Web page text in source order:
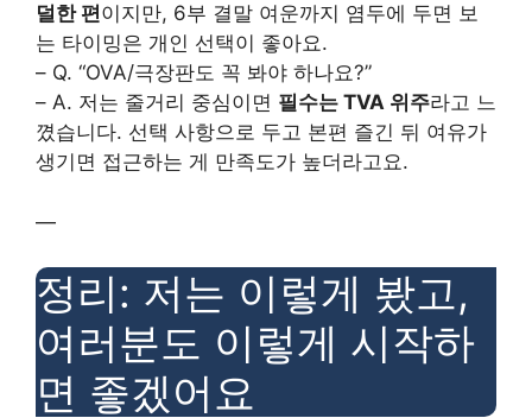
덜한 편이지만, 6부 결말 여운까지 염두에 두면 보
는 타이밍은 개인 선택이 좋아요.
– Q. “OVA/극장판도 꼭 봐야 하나요?”
– A. 저는 줄거리 중심이면 필수는 TVA 위주라고 느
꼈습니다. 선택 사항으로 두고 본편 즐긴 뒤 여유가
생기면 접근하는 게 만족도가 높더라고요.
—
정리: 저는 이렇게 봤고,
여러분도 이렇게 시작하
면 좋겠어요